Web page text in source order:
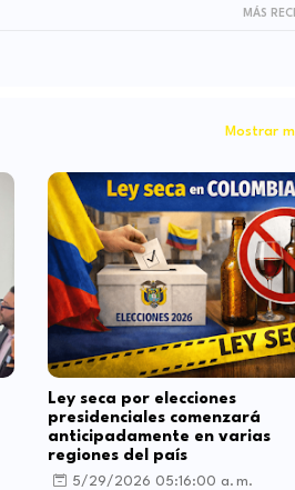
MÁS
Mostrar
Ley seca por elecciones
presidenciales comenzará
anticipadamente en varias
regiones del país
5/29/2026 05:16:00 a. m.